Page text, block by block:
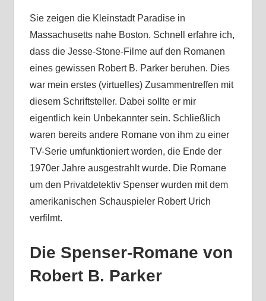
Sie zeigen die Kleinstadt Paradise in
Massachusetts nahe Boston. Schnell erfahre ich,
dass die Jesse-Stone-Filme auf den Romanen
eines gewissen Robert B. Parker beruhen. Dies
war mein erstes (virtuelles) Zusammentreffen mit
diesem Schriftsteller. Dabei sollte er mir
eigentlich kein Unbekannter sein. Schließlich
waren bereits andere Romane von ihm zu einer
TV-Serie umfunktioniert worden, die Ende der
1970er Jahre ausgestrahlt wurde. Die Romane
um den Privatdetektiv Spenser wurden mit dem
amerikanischen Schauspieler Robert Urich
verfilmt.
Die Spenser-Romane von
Robert B. Parker